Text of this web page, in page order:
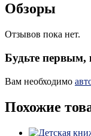
Обзоры
Отзывов пока нет.
Будьте
Вам необходимо
Похожие